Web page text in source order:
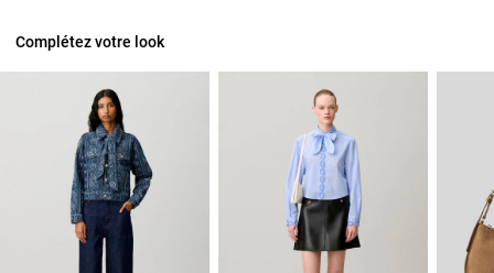
Complétez votre look